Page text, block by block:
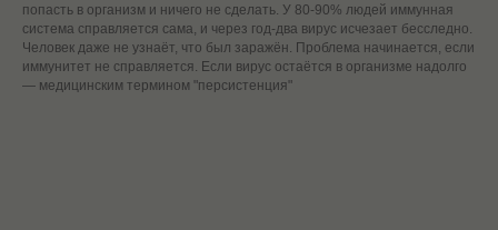
попасть в организм и ничего не сделать. У 80-90% людей иммунная
система справляется сама, и через год-два вирус исчезает бесследно.
Человек даже не узнаёт, что был заражён. Проблема начинается, если
иммунитет не справляется. Если вирус остаётся в организме надолго
— медицинским термином "персистенция"